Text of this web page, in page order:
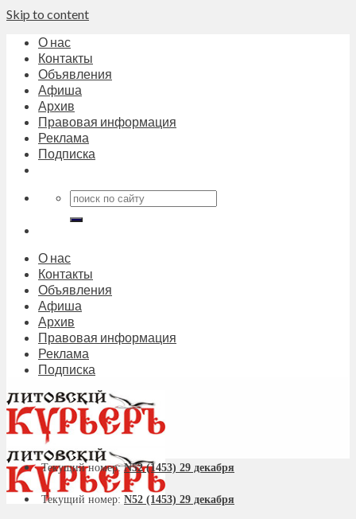
Skip to content
О нас
Контакты
Объявления
Афиша
Архив
Правовая информация
Реклама
Подписка
О нас
Контакты
Объявления
Афиша
Архив
Правовая информация
Реклама
Подписка
Текущий номер:N52 (1453) 29 декабря
Текущий номер: N52 (1453) 29 декабря